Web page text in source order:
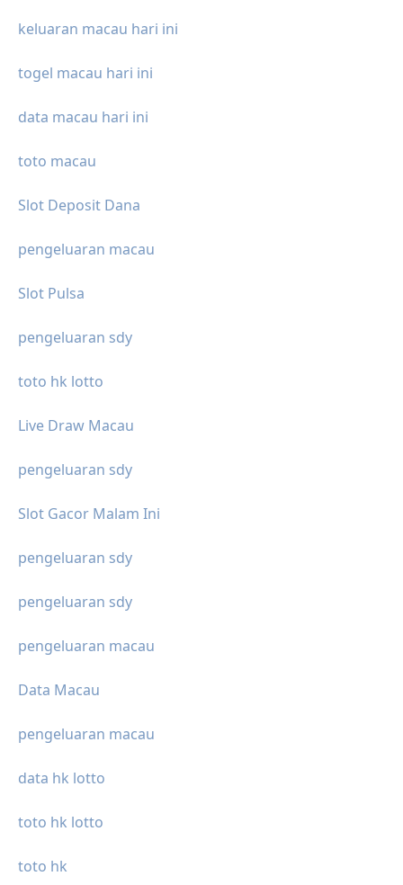
keluaran macau hari ini
togel macau hari ini
data macau hari ini
toto macau
Slot Deposit Dana
pengeluaran macau
Slot Pulsa
pengeluaran sdy
toto hk lotto
Live Draw Macau
pengeluaran sdy
Slot Gacor Malam Ini
pengeluaran sdy
pengeluaran sdy
pengeluaran macau
Data Macau
pengeluaran macau
data hk lotto
toto hk lotto
toto hk